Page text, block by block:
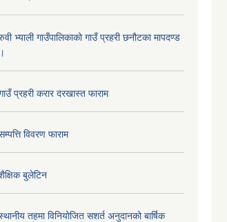
भ्याली गाउँपालिकाको गाउँ प्रहरी छनौटका मापदण्ड
।
प्रहरी करार दरखास्त फाराम
विवरण फाराम
बुलेटिन
तहमा विनियोजित सशर्त अनुदानको बार्षिक